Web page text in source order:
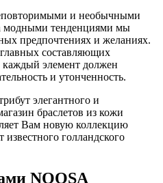
и необычными
модными тенденциями мы
предпочтениях и желаниях.
составляющих
каждый элемент должен
и утонченность.
элегантного и
браслетов из кожи
Вам новую коллекцию
известного голландского
NOOSA